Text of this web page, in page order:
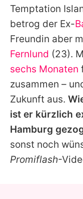
Temptation
betrog der Ex-
Freundin aber
Fernlund (23).
sechs Monaten
zusammen –
Zukunft aus.
ist er kürzlich
Hamburg
sonst noch
Promiflash-